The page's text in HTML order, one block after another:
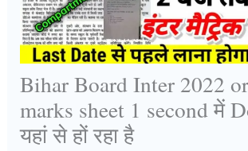
Bihar Board Inter 2022
marks sheet 1 second में
यहां से हों रहा है